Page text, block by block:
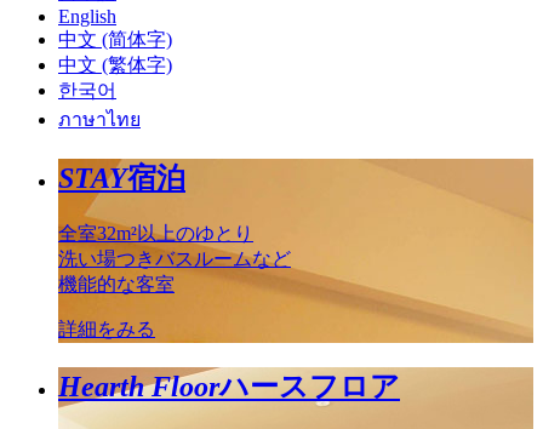
English
中文 (简体字)
中文 (繁体字)
한국어
ภาษาไทย
STAY宿泊
全室32m²以上のゆとり
洗い場つきバスルームなど
機能的な客室
詳細をみる
Hearth Floorハースフロア